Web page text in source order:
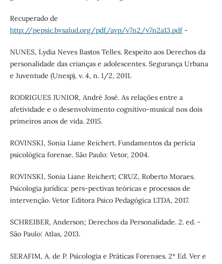
Recuperado de
http://pepsic.bvsalud.org/pdf/avp/v7n2/v7n2a13.pdf-
NUNES, Lydia Neves Bastos Telles. Respeito aos Derechos da
personalidade das crianças e adolescentes. Segurança Urbana
e Juventude (Unesp), v. 4, n. 1/2, 2011.
RODRIGUES JUNIOR, André José. As relações entre a
afetividade e o desenvolvimento cognitivo-musical nos dois
primeiros anos de vida. 2015.
ROVINSKI, Sonia Liane Reichert. Fundamentos da perícia
psicológica forense. São Paulo: Vetor, 2004.
ROVINSKI, Sonia Liane Reichert; CRUZ, Roberto Moraes.
Psicologia jurídica: pers-pectivas teóricas e processos de
intervenção. Vetor Editora Psico Pedagógica LTDA, 2017.
SCHREIBER, Anderson; Derechos da Personalidade. 2. ed. -
São Paulo: Atlas, 2013.
SERAFIM, A. de P. Psicologia e Práticas Forenses. 2ª Ed. Ver e